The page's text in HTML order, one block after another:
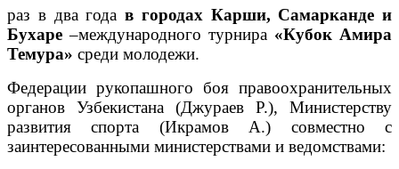
раз в два года в городах Карши, Самарканде и
Бухаре –международного турнира «Кубок Амира
Темура» среди молодежи.
Федерации рукопашного боя правоохранительных
органов Узбекистана (Джураев Р.), Министерству
развития спорта (Икрамов А.) совместно с
заинтересованными министерствами и ведомствами: